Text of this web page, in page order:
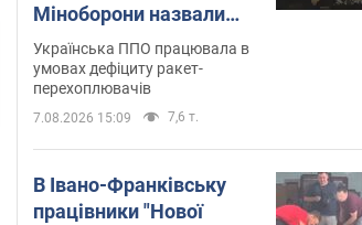
Міноборони назвали
цифру
Українська ППО працювала в
умовах дефіциту ракет-
перехоплювачів
7.08.2026 15:09 7,6 т.
В Івано-Франківську
працівники "Нової